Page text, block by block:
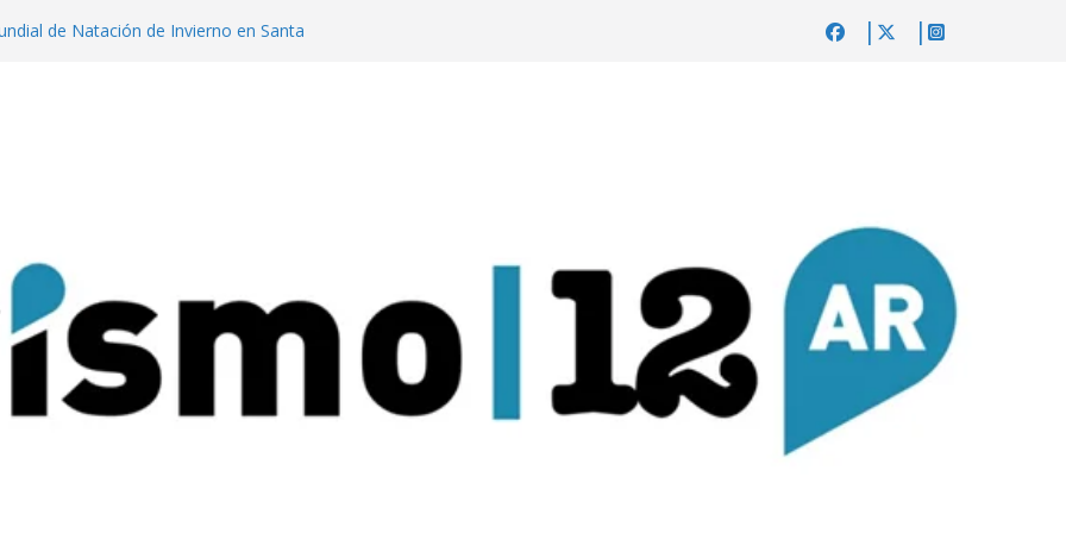
de Natación de Invierno en Santa